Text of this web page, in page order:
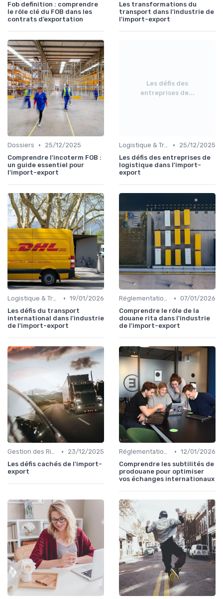
Fob definition : comprendre
le rôle clé du FOB dans les
contrats d’exportation
Les transformations du
transport dans l'industrie de
l'import-export
Dossiers •
25/12/2025
Comprendre l'incoterm FOB :
un guide essentiel pour
l'import-export
Les défis des
entreprises de...
Logistique & Transport •
25/12/2025
Les défis des entreprises de
logistique dans l'import-
export
Logistique & Transport • 19/01/2026
Les défis du transport
international dans l'industrie
de l'import-export
Réglementations Douanières • 07/01/2026
Comprendre le rôle de la
douane rita dans l'industrie
de l'import-export
Gestion des Risques •
23/12/2025
Les défis cachés de l'import-
export
Réglementations Douanières • 12/01/2026
Comprendre les subtilités de
prodouane pour optimiser
vos échanges internationaux